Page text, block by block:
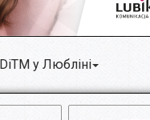
у Любліні